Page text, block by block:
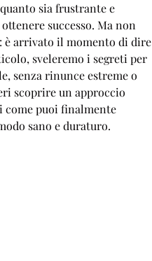
sia frustrante e
successo. Ma non
è arrivato il momento di dire
sveleremo i segreti per
senza rinunce estreme o
scoprire un approccio
come puoi finalmente
sano e duraturo.